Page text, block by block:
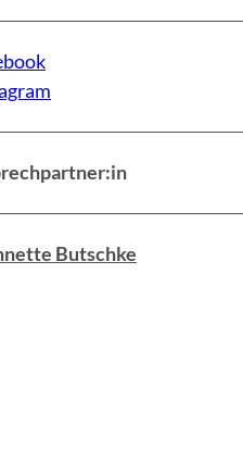
Butschke